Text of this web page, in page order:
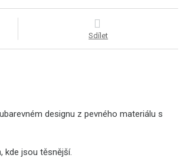
Sdílet
designu z pevného materiálu s
kde jsou těsnější.